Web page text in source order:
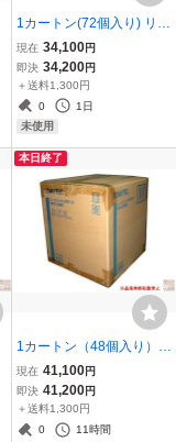
1カートン(72個入り) リー
メント『こだわりの一杯
をどうぞ。丸福珈琲店』
新品未開封
現在 34,100円
即決 34,200円
＋送料1,300円
0
1日
未使用
本日終了
1カートン（48個入り）T
OMYTEC『ＧＪ！はたら
くのりもの百景 002 未来
を築く建設現場』★新品
未開封★
現在 41,100円
即決 41,200円
＋送料1,300円
0
11時間